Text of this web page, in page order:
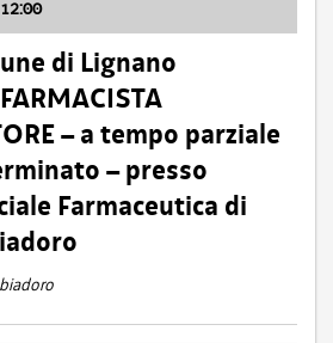
di Lignano
– a tempo parziale
– presso
Farmaceutica di